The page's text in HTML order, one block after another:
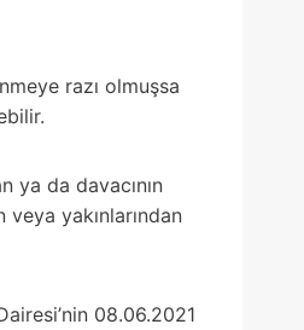
razı olmuşsa
ya da davacının
yakınlarından
08.06.2021